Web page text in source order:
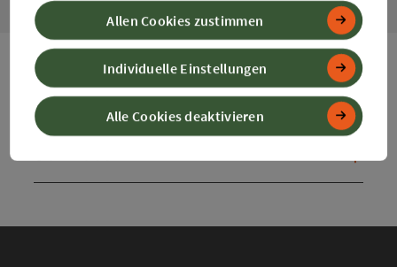
Webseiten
Alle Cookies deaktivieren
Individuelle Einstellungen
Allen Cookies zustimmen